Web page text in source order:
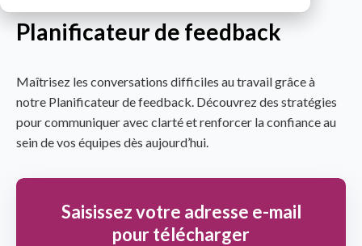
Planificateur de feedback
Maîtrisez les conversations difficiles au travail grâce à
notre Planificateur de feedback. Découvrez des stratégies
pour communiquer avec clarté et renforcer la confiance au
sein de vos équipes dès aujourd’hui.
Saisissez votre adresse e-mail
pour télécharger